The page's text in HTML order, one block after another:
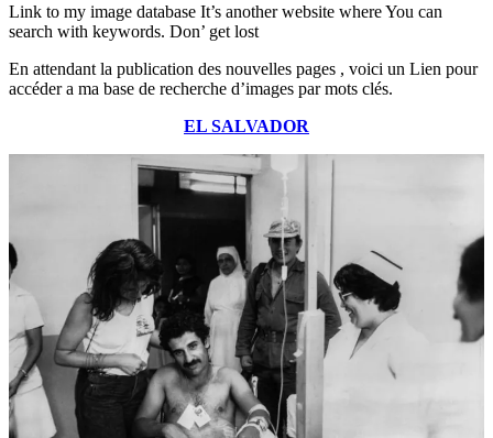
Link to my image database It’s another website where You can
search with keywords. Don’ get lost
En attendant la publication des nouvelles pages , voici un Lien pour
accéder a ma base de recherche d’images par mots clés.
EL SALVADOR